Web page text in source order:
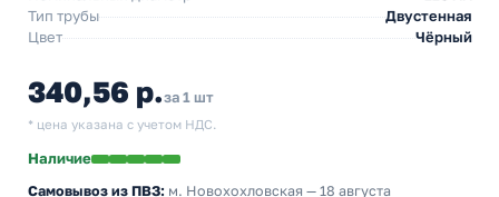
Тип трубы
Двустенная
Цвет
Чёрный
340,56 р.за 1 шт
* цена указана с учетом НДС.
Наличие
Самовывоз из ПВЗ: м. Новохохловская — 18 августа